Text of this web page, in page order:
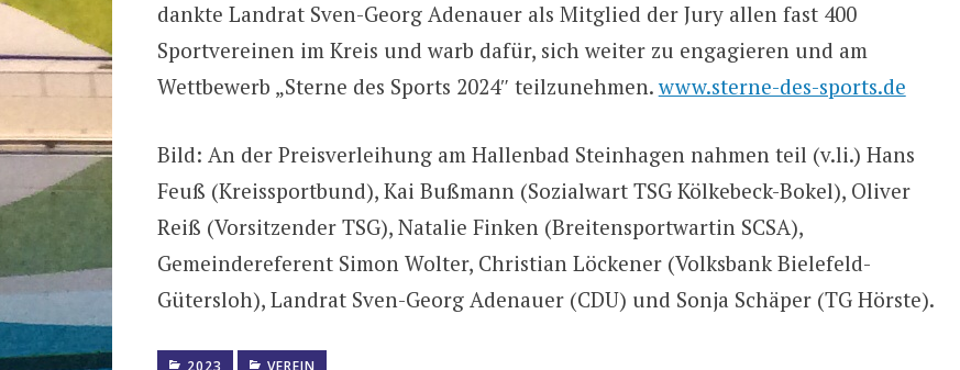
dankte Landrat Sven-Georg Adenauer als Mitglied der Jury allen fast 400
Sportvereinen im Kreis und warb dafür, sich weiter zu engagieren und am
Wettbewerb „Sterne des Sports 2024″ teilzunehmen.www.sterne-des-sports.de
Bild: An der Preisverleihung am Hallenbad Steinhagen nahmen teil (v.li.) Hans
Feuß (Kreissportbund), Kai Bußmann (Sozialwart TSG Kölkebeck-Bokel), Oliver
Reiß (Vorsitzender TSG), Natalie Finken (Breitensportwartin SCSA),
Gemeindereferent Simon Wolter, Christian Löckener (Volksbank Bielefeld-
Gütersloh), Landrat Sven-Georg Adenauer (CDU) und Sonja Schäper (TG Hörste).